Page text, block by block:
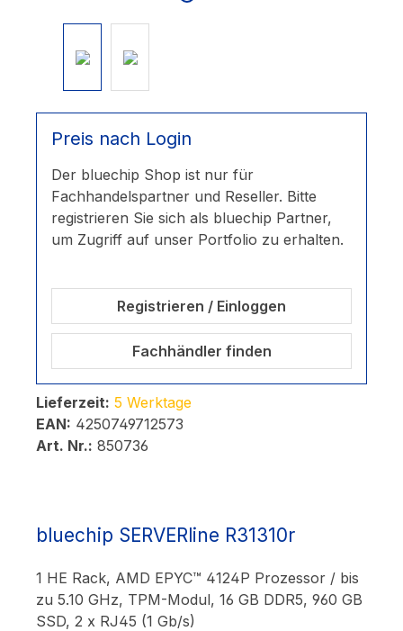
Preis nach Login
Der bluechip Shop ist nur für
Fachhandelspartner und Reseller. Bitte
registrieren Sie sich als bluechip Partner,
um Zugriff auf unser Portfolio zu erhalten.
Registrieren / Einloggen
Fachhändler finden
Lieferzeit: 5 Werktage
EAN: 4250749712573
Art. Nr.: 850736
bluechip SERVERline R31310r
1 HE Rack, AMD EPYC™ 4124P Prozessor / bis
zu 5.10 GHz, TPM-Modul, 16 GB DDR5, 960 GB
SSD, 2 x RJ45 (1 Gb/s)